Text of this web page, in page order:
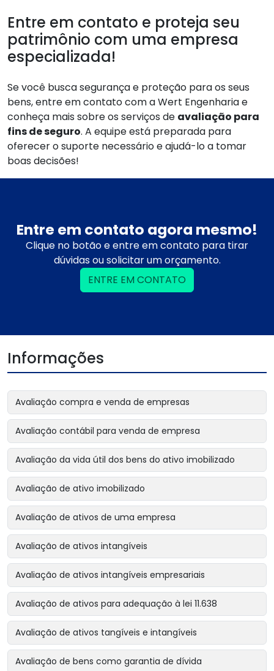
Entre em contato e proteja seu
patrimônio com uma empresa
especializada!
Se você busca segurança e proteção para os seus
bens, entre em contato com a Wert Engenharia e
conheça mais sobre os serviços de avaliação para
fins de seguro. A equipe está preparada para
oferecer o suporte necessário e ajudá-lo a tomar
boas decisões!
Entre em contato agora mesmo!
Clique no botão e entre em contato para tirar
dúvidas ou solicitar um orçamento.
ENTRE EM CONTATO
Informações
Avaliação compra e venda de empresas
Avaliação contábil para venda de empresa
Avaliação da vida útil dos bens do ativo imobilizado
Avaliação de ativo imobilizado
Avaliação de ativos de uma empresa
Avaliação de ativos intangíveis
Avaliação de ativos intangíveis empresariais
Avaliação de ativos para adequação à lei 11.638
Avaliação de ativos tangíveis e intangíveis
Avaliação de bens como garantia de dívida